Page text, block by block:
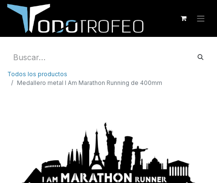
Todos los productos
Medallero metal I Am Marathon Running de 400mm